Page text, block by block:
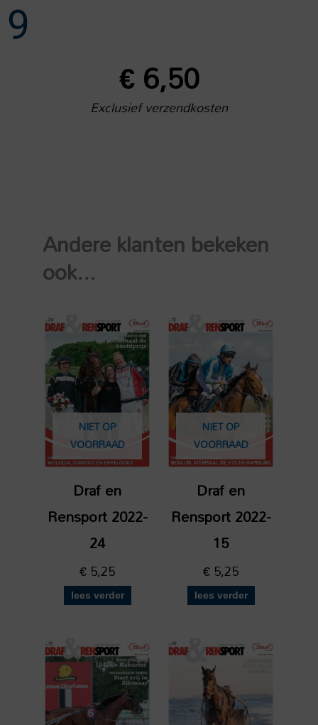
9
€6,50
Exclusief verzendkosten
Andere klanten bekeken
ook...
NIET OP
VOORRAAD
Draf en
Rensport 2022-
24
€5,25
lees verder
NIET OP
VOORRAAD
Draf en
Rensport 2022-
15
€5,25
lees verder